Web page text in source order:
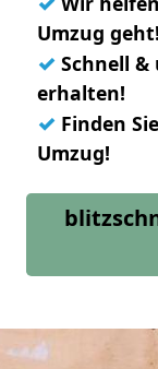
Umzug geht!
✓ Schnell
erhalten!
✓ Finden
Umzug!